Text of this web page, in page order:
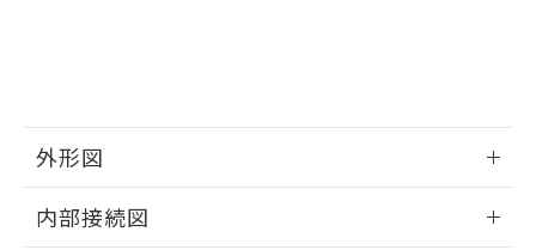
外形図
内部接続図
をご了承ください。
※当社の共同利用者とは、
の共同利用に関して"
の「1.共同利
下記の非含有証明書をダウンロードするこ
とができます。
EU RoHS指令（10物質）の非含有証明書
51物質の非含有証明書（当社基準）